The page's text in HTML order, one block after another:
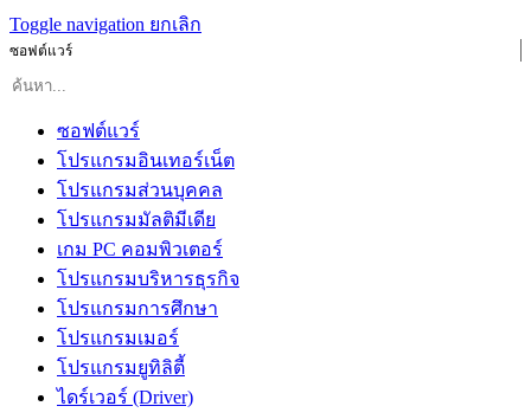
Toggle navigation ยกเลิก
ซอฟต์แวร์
ซอฟต์แวร์
โปรแกรมอินเทอร์เน็ต
โปรแกรมส่วนบุคคล
โปรแกรมมัลติมีเดีย
เกม PC คอมพิวเตอร์
โปรแกรมบริหารธุรกิจ
โปรแกรมการศึกษา
โปรแกรมเมอร์
โปรแกรมยูทิลิตี้
ไดร์เวอร์ (Driver)